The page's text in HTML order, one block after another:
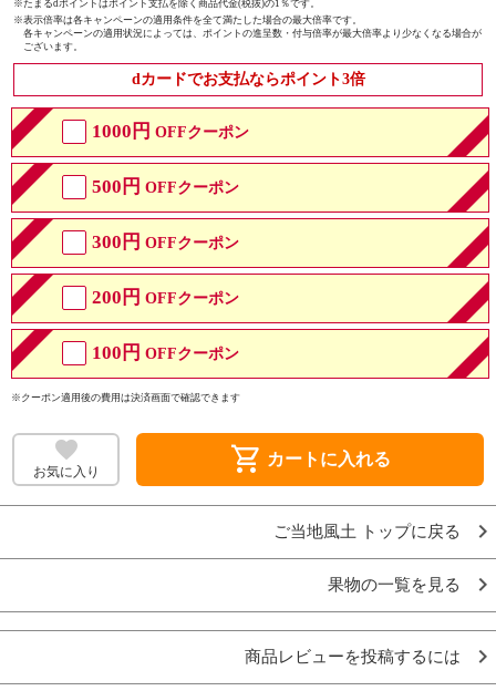
※たまるdポイントはポイント支払を除く商品代金(税抜)の1％です。
※表示倍率は各キャンペーンの適用条件を全て満たした場合の最大倍率です。
各キャンペーンの適用状況によっては、ポイントの進呈数・付与倍率が最大倍率より少なくなる場合が
ございます。
dカードでお支払ならポイント3倍
1000円 OFFクーポン
500円 OFFクーポン
300円 OFFクーポン
200円 OFFクーポン
100円 OFFクーポン
※クーポン適用後の費用は決済画面で確認できます
お気に入り shopping_cart カートに入れる
ご当地風土 トップに戻る
果物の一覧を見る
商品レビューを投稿するには